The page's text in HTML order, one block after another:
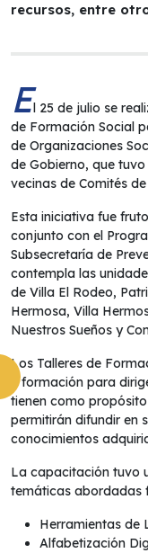
recursos, entre
E l 25 de julio se
de Formación Social
de Organizaciones
de Gobierno, que
vecinas de Comités
Esta iniciativa fue
conjunto con el
Subsecretaría de
contempla las
de Villa El Rodeo,
Hermosa, Villa
Nuestros Sueños y
Los Talleres de
y formación para
tienen como
permitirán difundir en
conocimientos
La capacitación tuvo
temáticas abordadas
Herramientas de
Alfabetización